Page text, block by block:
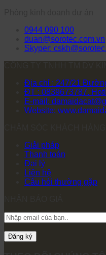
0944 090 100
duan@sorotec.com.vn
Skyper:
Địa chỉ : 247/21
ĐT : 0839673787.
E-mail:
Website:
Giải pháp
Thanh toán
Đại lý
Liên hệ
Câu hỏi thường gặp